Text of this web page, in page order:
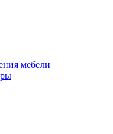
мебели